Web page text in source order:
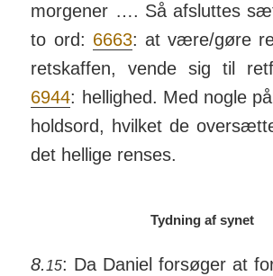
mor­gener …. Så af­sluttes
to ord: 6663: at være/­gøre
ret­skaffen, vende sig til
6944: hel­lighed. Med nogle
holds­ord, hvilket de
det hel­lige renses.
Tydning af synet
8. 15: Da Daniel for­søger at